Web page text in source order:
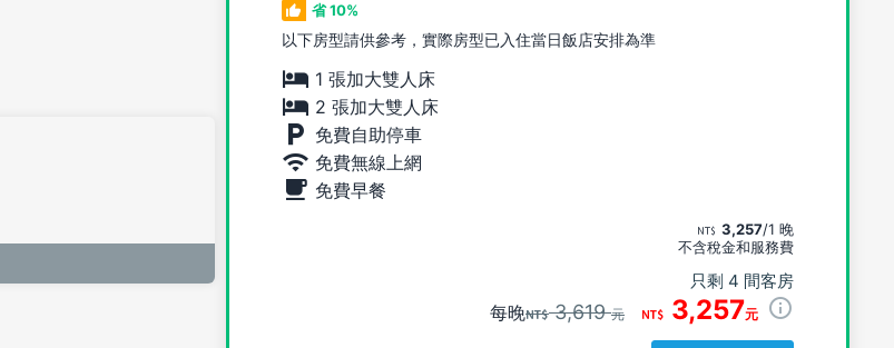
省 10%
以下房型請供參考，實際房型已入住當日飯店安排為準
1 張加大雙人床
2 張加大雙人床
免費自助停車
免費無線上網
免費早餐
3,257/1 晚
不含稅金和服務費
只剩 4 間客房
每晚 3,619元 3,257元